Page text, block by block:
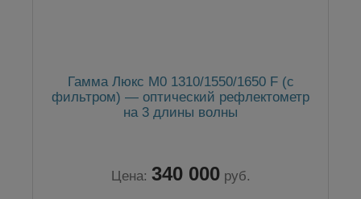
Гамма Люкс M0 1310/1550/1650 F (с
фильтром) — оптический рефлектометр
на 3 длины волны
Цена: 340 000 руб.